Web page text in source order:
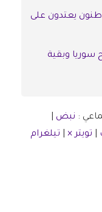
يعتدون على
سوريا وبقية
: نبض
تويتر × تيلغرام